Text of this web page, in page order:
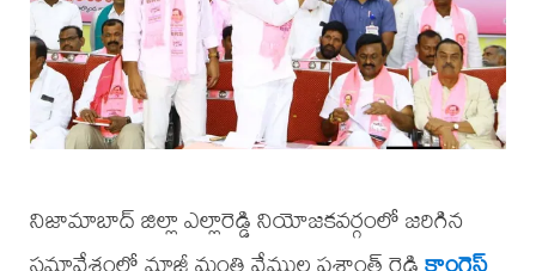
నిజామాబాద్ జిల్లా ఎల్లారెడ్డి నియోజకవర్గంలో జరిగిన